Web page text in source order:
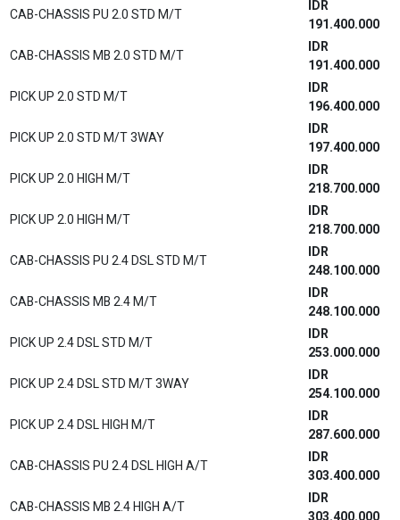
DRY BOX 2.0 STD M/T (Rear Doors)
IDR
230.700.000
DRY BOX 2.0 STD M/T (Rear+Side)
IDR
233.200.000
CAB-CHASSIS REFRIGERATOR 2.0 STD M/T
IDR
318.500.000
DRY BOX 2.4 DSL STD M/T(Rear Doors)
IDR
287.200.000
DRY BOX 2.4 DSL STD M/T(Rear+Side)
IDR
289.700.000
CAB-CHASSIS REFRIGERATOR 2.4 DSL STD M/T
IDR
375.000.000
Kijang Innova Zenix
2.0 G M/T BSN
IDR
389.100.000
2.4 G A/T DSL
IDR
437.500.000
2.4 G M/T DSL
IDR
416.600.000
2.0 G CVT
IDR
436.100.000
2.0 G CVT (Premium Color)
IDR
439.100.000
2.0 V CVT
IDR
482.600.000